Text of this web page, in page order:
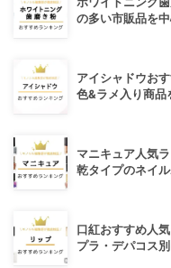
の多い市販品を
アイシャドウお
色&ラメ入り商品
マニキュア人気
乾タイプのネイ
口紅おすすめ人
プラ・デパコス別